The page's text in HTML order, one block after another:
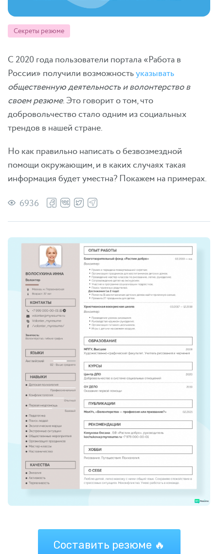
Секреты резюме
С 2020 года пользователи портала «Работа в
России» получили возможностьуказывать
общественную деятельность и волонтерство в
своем резюме. Это говорит о том, что
добровольчество стало одним из социальных
трендов в нашей стране.
Но как правильно написать о безвозмездной
помощи окружающим, и в каких случаях такая
информация будет уместна? Покажем на примерах.
6936
Составить резюме 🔥